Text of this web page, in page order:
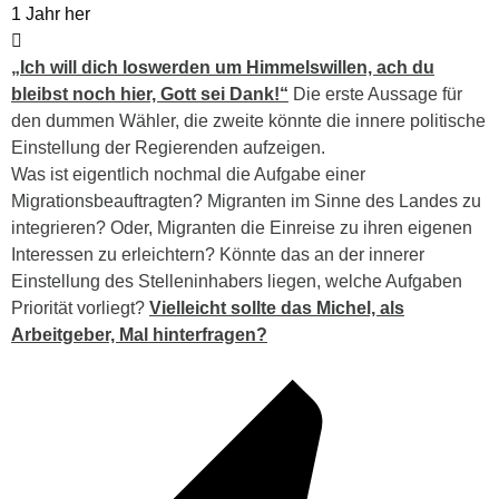
1 Jahr her
„Ich will dich loswerden um Himmelswillen, ach du
bleibst noch hier, Gott sei Dank!“ Die erste Aussage für
den dummen Wähler, die zweite könnte die innere politische
Einstellung der Regierenden aufzeigen.
Was ist eigentlich nochmal die Aufgabe einer
Migrationsbeauftragten? Migranten im Sinne des Landes zu
integrieren? Oder, Migranten die Einreise zu ihren eigenen
Interessen zu erleichtern? Könnte das an der innerer
Einstellung des Stelleninhabers liegen, welche Aufgaben
Priorität vorliegt? Vielleicht sollte das Michel, als
Arbeitgeber, Mal hinterfragen?